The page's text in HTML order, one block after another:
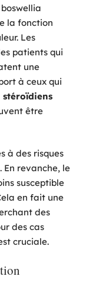
la fonction
Les
patients qui
une
à ceux qui
être
à des risques
revanche, le
susceptible
en fait une
des
des cas
cruciale.